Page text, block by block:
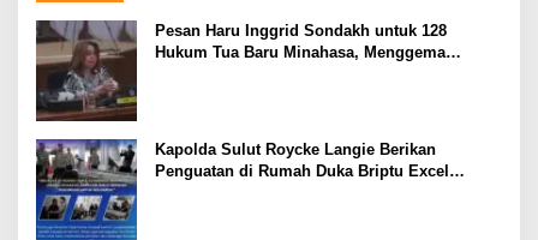
Pesan Haru Inggrid Sondakh untuk 128
Hukum Tua Baru Minahasa, Menggema
Kapolda Sulut Roycke Langie Berikan
Penguatan di Rumah Duka Briptu Excel